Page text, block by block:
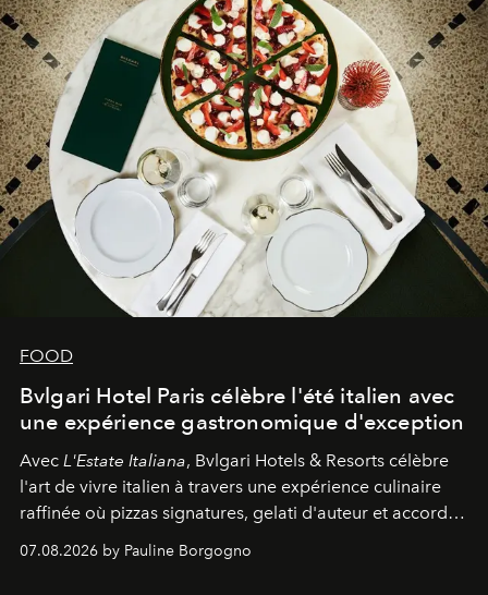
FOOD
Bvlgari Hotel Paris célèbre l'été italien avec
une expérience gastronomique d'exception
Avec L'Estate Italiana, Bvlgari Hotels & Resorts célèbre
l'art de vivre italien à travers une expérience culinaire
raffinée où pizzas signatures, gelati d'auteur et accords
07.08.2026 by Pauline Borgogno